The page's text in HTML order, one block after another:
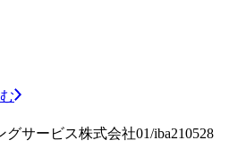
サービス株式会社01/iba210528